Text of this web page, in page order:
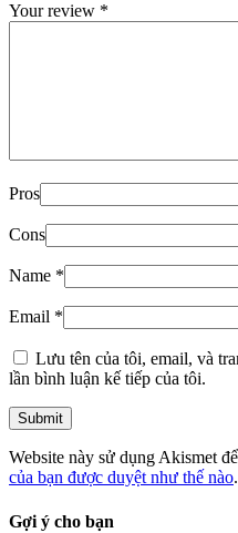
Your review *
Pros
Cons
Name *
Email *
Lưu tên của tôi, email, và
lần bình luận kế tiếp của tôi.
Website này sử dụng Akismet
của bạn được duyệt như thế nào.
Gợi ý cho bạn